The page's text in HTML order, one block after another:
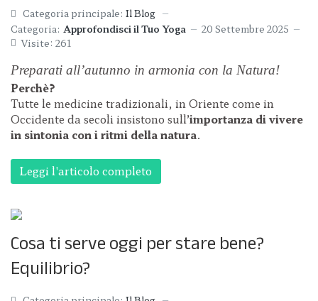
Categoria principale: Il Blog
Categoria: Approfondisci il Tuo Yoga
20 Settembre 2025
Visite: 261
Preparati all’autunno in armonia con la Natura!
Perchè?
Tutte le medicine tradizionali, in Oriente come in
Occidente da secoli insistono sull’importanza di vivere
in sintonia con i ritmi della natura.
Leggi l'articolo completo
Cosa ti serve oggi per stare bene?
Equilibrio?